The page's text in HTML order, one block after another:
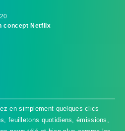
concept Netflix
en simplement quelques clics
feuilletons quotidiens, émissions,